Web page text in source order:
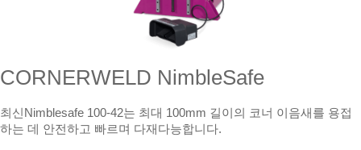
CORNERWELD NimbleSafe
최신Nimblesafe 100-42는 최대 100mm 길이의 코너 이음새를 용접
하는 데 안전하고 빠르며 다재다능합니다.